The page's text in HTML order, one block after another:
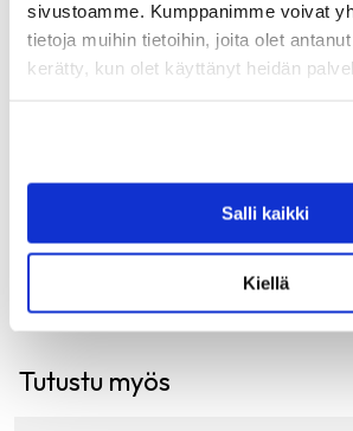
sivustoamme. Kumppanimme voivat
tietoja muihin tietoihin, joita olet
kerätty, kun olet käyttänyt heidän
Salli kaikki
Kiellä
KARTELL JELLIES
KKAUS
Patricia Urquiolan Kartellille
astiasarja on valmistettu kirkkaasta,
shampanjalasista
84.00€
Tutustu myös